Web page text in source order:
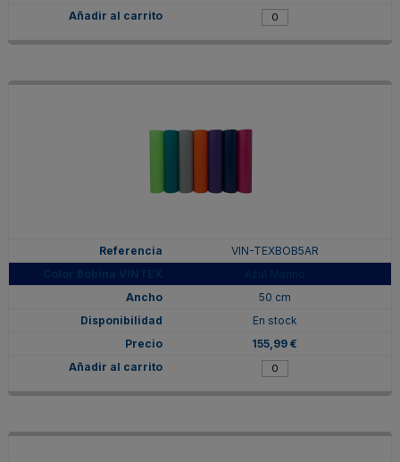
VIN-TEXBOB5AR
50 cm
En stock
155,99 €